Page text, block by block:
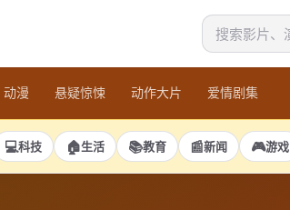
动漫 悬疑惊悚 动作大片 爱情剧集
💻科技 🏠生活 📚教育 📰新闻 🎮游戏